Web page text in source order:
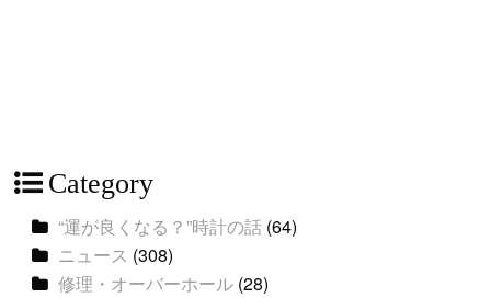
Category
“運が良くなる？”時計の話 (64)
ニュース (308)
修理・オーバーホール (28)